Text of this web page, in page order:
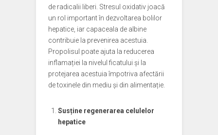
de radicalii liberi. Stresul oxidativ joacă
un rol important în dezvoltarea bolilor
hepatice, iar capaceala de albine
contribuie la prevenirea acestuia.
Propolisul poate ajuta la reducerea
inflamației la nivelul ficatului și la
protejarea acestuia împotriva afectării
de toxinele din mediu și din alimentație.
Susține regenerarea celulelor
hepatice